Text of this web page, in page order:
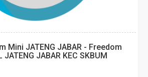
Mini JATENG JABAR - Freedom
JATENG JABAR KEC SKBUM